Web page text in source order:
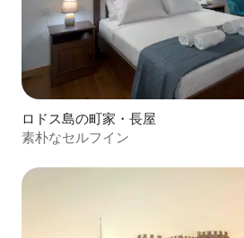
ロドス島の町家・長屋
素朴なセルフイン